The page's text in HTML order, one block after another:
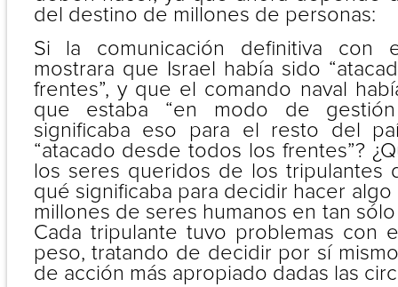
del destino de millones de personas:
Si la comunicación definitiva con
mostrara que Israel había sido
frentes”, y que el comando naval
que estaba “en modo de
significaba eso para el resto del
“atacado desde todos los frentes”?
los seres queridos de los tripulantes
qué significaba para decidir hacer
millones de seres humanos en tan
Cada tripulante tuvo problemas con
peso, tratando de decidir por sí
de acción más apropiado dadas las